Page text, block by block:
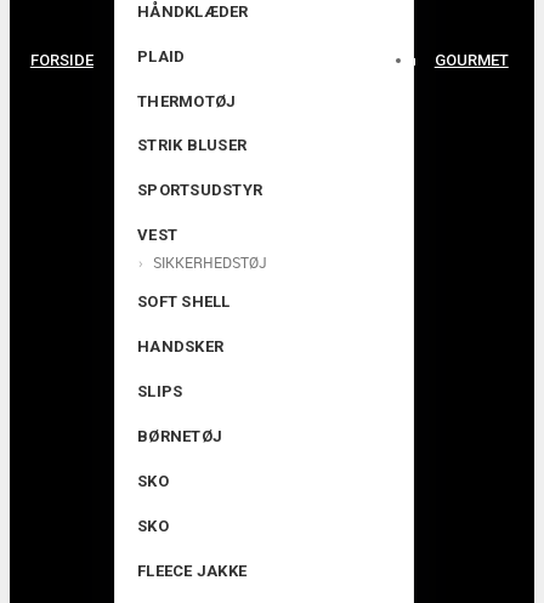
FORSIDE
HÅNDKLÆDER
PLAID
THERMOTØJ
STRIK BLUSER
SPORTSUDSTYR
VEST
SIKKERHEDSTØJ
SOFT SHELL
HANDSKER
SLIPS
BØRNETØJ
SKO
SKO
FLEECE JAKKE
GOURMET